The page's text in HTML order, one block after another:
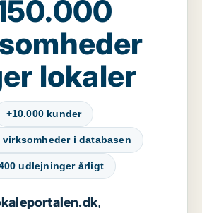
lokaler
+10.000 kunder
virksomheder i databasen
udlejninger årligt
,